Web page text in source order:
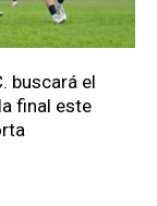
buscará el
final este